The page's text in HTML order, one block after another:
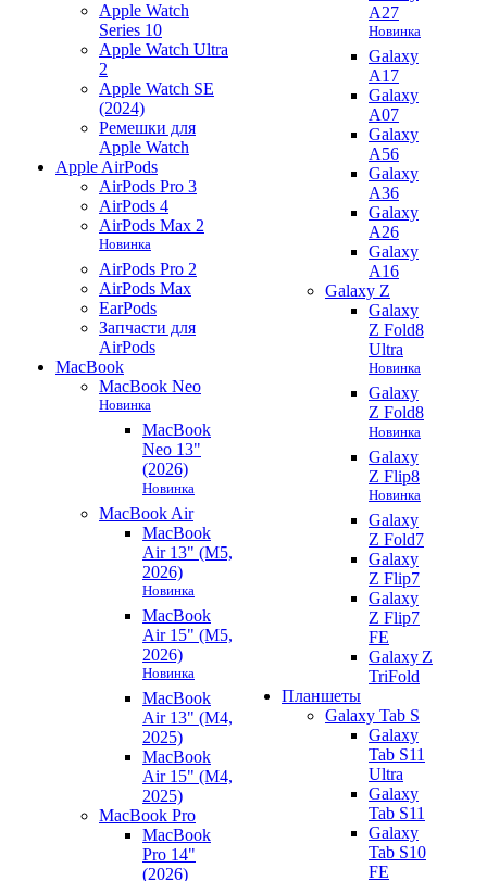
Apple Watch
Series 10
Apple Watch Ultra
2
Apple Watch SE
(2024)
Ремешки для
Apple Watch
Apple AirPods
AirPods Pro 3
AirPods 4
AirPods Max 2
Новинка
AirPods Pro 2
AirPods Max
EarPods
Запчасти для
AirPods
MacBook
MacBook Neo
Новинка
MacBook
Neo 13"
(2026)
Новинка
MacBook Air
MacBook
Air 13" (M5,
2026)
Новинка
MacBook
Air 15" (M5,
2026)
Новинка
MacBook
Air 13" (M4,
2025)
MacBook
Air 15" (M4,
2025)
MacBook Pro
MacBook
Pro 14"
(2026)
A27
Новинка
Galaxy
A17
Galaxy
A07
Galaxy
A56
Galaxy
A36
Galaxy
A26
Galaxy
A16
Galaxy Z
Galaxy
Z Fold8
Ultra
Новинка
Galaxy
Z Fold8
Новинка
Galaxy
Z Flip8
Новинка
Galaxy
Z Fold7
Galaxy
Z Flip7
Galaxy
Z Flip7
FE
Galaxy Z
TriFold
Планшеты
Galaxy Tab S
Galaxy
Tab S11
Ultra
Galaxy
Tab S11
Galaxy
Tab S10
FE